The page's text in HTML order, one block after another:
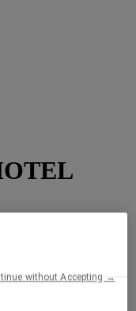
hotel Mercure dari
topper, selimut,
without Accepting →